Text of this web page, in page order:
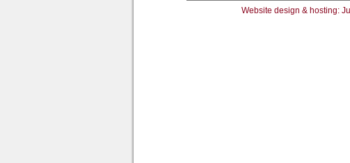
Website design & hosting: